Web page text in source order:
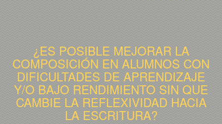
¿ES POSIBLE MEJORAR LA
COMPOSICIÓN EN ALUMNOS CON
DIFICULTADES DE APRENDIZAJE
Y/O BAJO RENDIMIENTO SIN QUE
CAMBIE LA REFLEXIVIDAD HACIA
LA ESCRITURA?